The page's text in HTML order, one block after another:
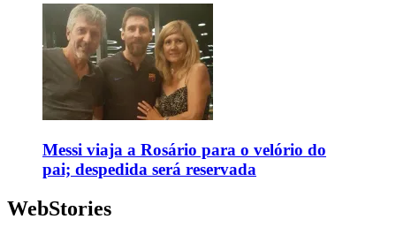
Messi viaja a Rosário para o velório do
pai; despedida será reservada
WebStories